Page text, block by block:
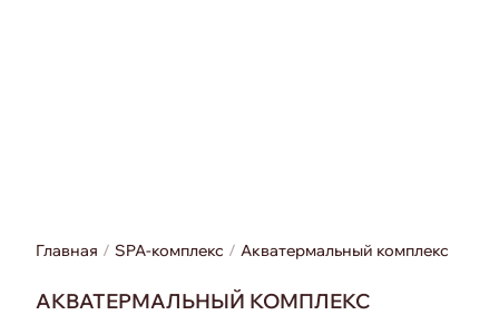
Главная SPA-комплекс Акватермальный комплекс
АКВАТЕРМАЛЬНЫЙ КОМПЛЕКС